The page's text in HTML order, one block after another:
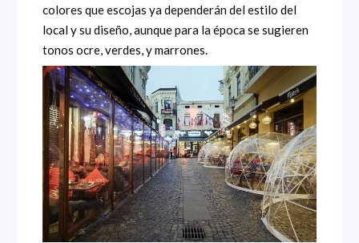
colores que escojas ya dependerán del estilo del
local y su diseño, aunque para la época se sugieren
tonos ocre, verdes, y marrones.